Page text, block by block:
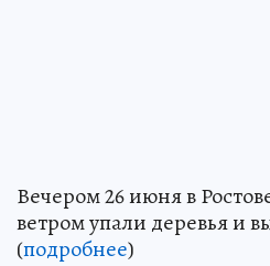
Вечером 26 июня в
ветром упали деревья и
(подробнее)